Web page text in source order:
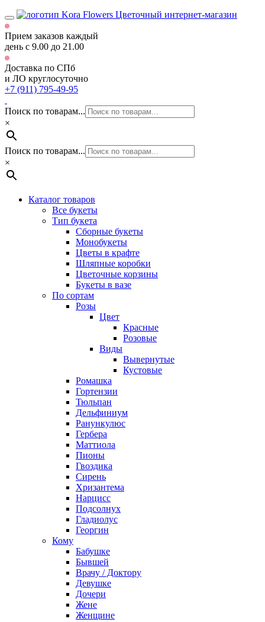
Цветочный интернет-магазин
Прием заказов каждый
день с 9.00 до 21.00
Доставка по СПб
и ЛО круглосуточно
+7 (911) 795-49-95
Поиск по товарам...
×
Поиск по товарам...
×
Каталог товаров
Все букеты
Тип букета
Сборные букеты
Монобукеты
Цветы в крафте
Шляпные коробки
Цветочные корзины
Букеты в вазе
По сортам
Розы
Цвет
Красные
Розовые
Виды
Вывернутые
Кустовые
Ромашка
Гортензии
Тюльпан
Дельфиниум
Ранункулюс
Гербера
Маттиола
Пионы
Гвоздика
Сирень
Хризантема
Нарцисс
Подсолнух
Гладиолус
Георгин
Кому
Бабушке
Бывшей
Врачу / Доктору
Девушке
Дочери
Жене
Женщине